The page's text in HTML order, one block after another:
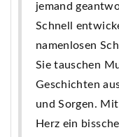
jemand
Schnell
namenlosen
Sie tauschen
Geschichten
und Sorgen.
Herz ein